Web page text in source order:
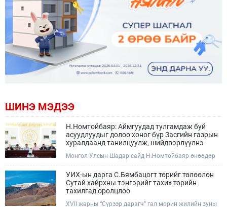
ШИНЭ МЭДЭЭ
Н.Номтойбаяр: Аймгуудад тулгамдаж буй
асуудлуудыг долоо хоног бүр Засгийн газрын
хуралдаанд танилцуулж, шийдвэрлүүлнэ
Монгол Улсын Шадар сайд Н.Номтойбаяр өнөөдөр
сайдын 10 дугаар албан даалгавар, Улсын Онцгой
комиссын даргын 3 дугаар тушаалын хүрээнд
Өмнөговь аймагт байгаль орчин, уул уурхайн 358
зөрчил илрүүлж, 200 гаруйг нь арилгуулаад байна.
УИХ-ын дарга С.Бямбацогт төрийг төлөөлөн
Сутай хайрхны тэнгэрийг тахих төрийн
тахилгад оролцлоо
XVII жарны “Сүрээр дарагч” гал морин жилийн зуны